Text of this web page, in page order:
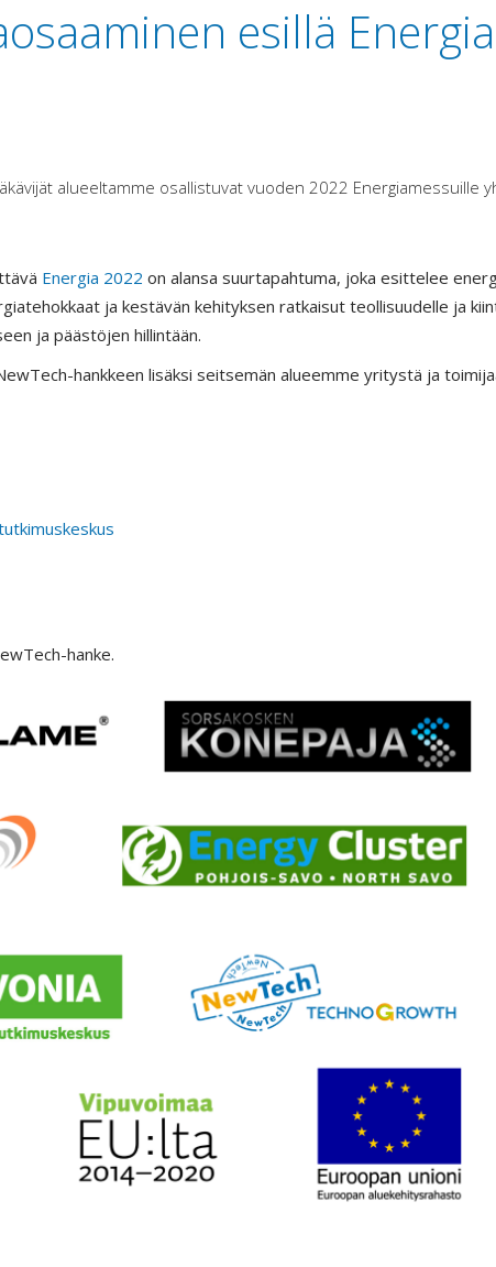
esillä
alueeltamme osallistuvat vuoden 2022 Energiamessuille
Energia 2022 on alansa suurtapahtuma, joka esittelee
ja kestävän kehityksen ratkaisut teollisuudelle ja
ja päästöjen hillintään.
hankkeen lisäksi seitsemän alueemme yritystä ja
hanke.